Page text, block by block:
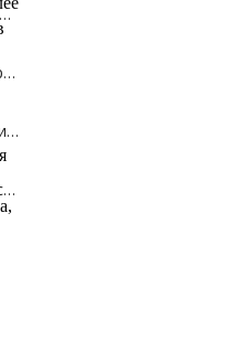
Сегменты для резки мрамора 24*7,5*10 мм для Ирана
24*7,4/6,6*15/20 мм гранитные режущие сегменты для Пакистана
14-дюймовый/350-мм пильный диск для резки гранита
4-дюймовая алмазная влажная сухая полировальная подушка для гранита и мрамора